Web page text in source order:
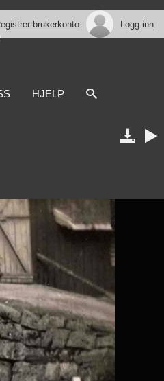
brukerkonto Logg inn
HJELP
 